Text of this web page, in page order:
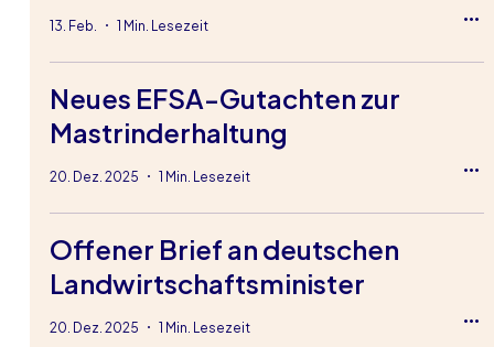
13. Feb. 1 Min. Lesezeit
Neues EFSA-Gutachten zur
Mastrinderhaltung
20. Dez. 2025 1 Min. Lesezeit
Offener Brief an deutschen
Landwirtschaftsminister
20. Dez. 2025 1 Min. Lesezeit